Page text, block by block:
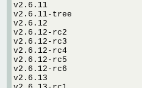
v2.6.11
v2.6.11-tree
v2.6.12
v2.6.12-rc2
v2.6.12-rc3
v2.6.12-rc4
v2.6.12-rc5
v2.6.12-rc6
v2.6.13